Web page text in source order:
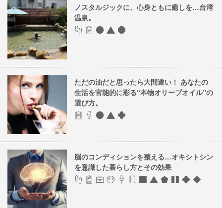
ノスタルジックに、心身ともに癒しを…台湾
温泉。
ただの油だと思ったら大間違い！ あなたの
生活を官能的に彩る“本物オリーブオイル”の
選び方。
脳のコンディションを整える…オキシトシン
を意識した暮らし方とその効果